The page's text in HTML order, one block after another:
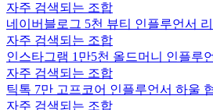
자주 검색되는 조합
네이버블로그 5천 뷰티 인플루언서
자주 검색되는 조합
인스타그램 1만5천 올드머니 인플루
자주 검색되는 조합
틱톡 7만 고프코어 인플루언서 하울
자주 검색되는 조합